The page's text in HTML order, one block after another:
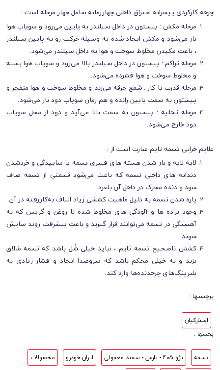
چرخه کارکردی پیشرانه احتراق داخلی چهارزمانه شامل چهار مرحله است :
مرحله مکش : پیستون در داخل سیلندر به پایین می‌رود و سوپاپ هوا
باز می‌شود و مکش ایجاد شده به‌ وسیله حرکت رو به پایین سیلندر
، باعث مکیدن مخلوط سوخت و هوا به داخل سیلندر می‌شود.
مرحله تراکم : پیستون در داخل سیلندر بالا می‌رود و سوپاپ هوا بسته
و مخلوط سوخت و هوا فشرده می‌شود.
مرحله قدرت یا کار : شمع جرقه می‌زند و مخلوط سوخت و هوا منفجر و
پیستون به‌ سمت پایین رانده و هم زمان سوپاپ دود باز می‌شود.
مرحله تخلیه : پیستون به‌ سمت بالا می‌آید و دود از محل سوپاپ
دود خارج می‌شود.
علایم خرابی تسمه تایم عبارت است از :
لایه‌ لایه و باز شدن هسته‌ های فیبری تسمه یا ساییدگی و خردشدن
دندانه‌ های داخلی تسمه که باعث می‌شود قسمتی از تسمه صاف
شود و دنده محرک در داخل آن بلغزد.
پاره‌ شدن تسمه به‌ دلیل ماهیت کششی زیاد الیاف به‌کاررفته در آن.
وجود براده‌ ها و آلودگی‌‌ های مخلوط‌ شده با روغن و گریس که به‌
آهستگی در تسمه می‌توانند قرار گیرند و باعث پیشرفت روند سایش
شوند.
کشش ناصحیح تسمه تایم ، نباید خیلی شُل باشد که تسمه شلاق
بزند و نه خیلی محکم باشد که سروصدا ایجاد و فشار زیادی به
بلبرینگ‌های چرخدنده‌ها وارد کند.
برچسبها :
استارکیان
بخشها :
تسمه پژو 405 - پارس - سمند معمولی ایران خودرو
محصولات